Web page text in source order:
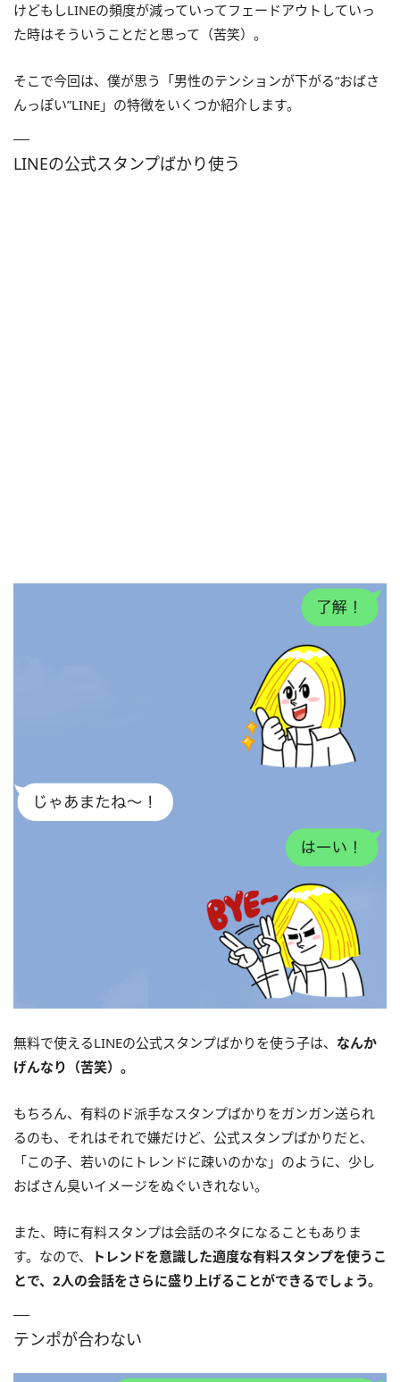
けどもしLINEの頻度が減っていってフェードアウトしていっ
た時はそういうことだと思って（苦笑）。
そこで今回は、僕が思う「男性のテンションが下がる“おばさ
んっぽい”LINE」の特徴をいくつか紹介します。
LINEの公式スタンプばかり使う
無料で使えるLINEの公式スタンプばかりを使う子は、 なんか
げんなり（苦笑）。
もちろん、有料のド派手なスタンプばかりをガンガン送られ
るのも、それはそれで嫌だけど、公式スタンプばかりだと、
「この子、若いのにトレンドに疎いのかな」のように、少し
おばさん臭いイメージをぬぐいきれない。
また、時に有料スタンプは会話のネタになることもありま
す。なので、
トレンドを意識した適度な有料スタンプを使うこ
とで、2人の会話をさらに盛り上げることができるでしょう。
テンポが合わない